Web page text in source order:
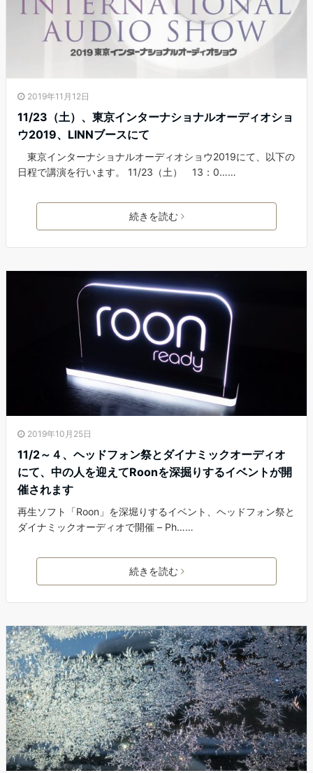
2019年11月12日
11/23（土）、東京インターナショナルオーディオショ
ウ2019、LINNブースにて
東京インターナショナルオーディオショウ2019にて、以下の
日程で講演を行います。 11/23（土） 13：0……
続きを読む
2019年10月25日
11/2～４、ヘッドフォン祭とダイナミックオーディオ
にて、中の人を迎えてRoonを深掘りするイベントが開
催されます
再生ソフト「Roon」を深堀りするイベント、ヘッドフォン祭と
ダイナミックオーディオで開催 – Ph……
続きを読む